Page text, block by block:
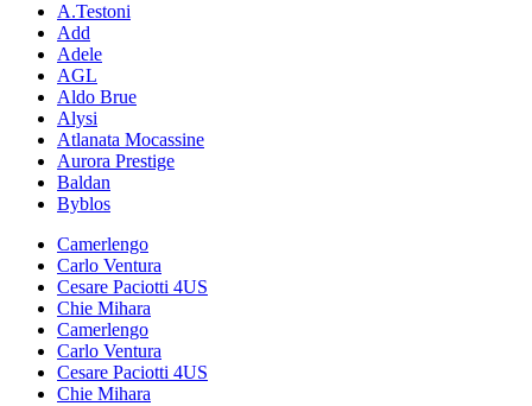
A.Testoni
Add
Adele
AGL
Aldo Brue
Alysi
Atlanata Mocassine
Aurora Prestige
Baldan
Byblos
Camerlengo
Carlo Ventura
Cesare Paciotti 4US
Chie Mihara
Camerlengo
Carlo Ventura
Cesare Paciotti 4US
Chie Mihara